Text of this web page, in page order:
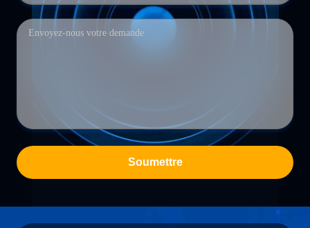
Soumettre